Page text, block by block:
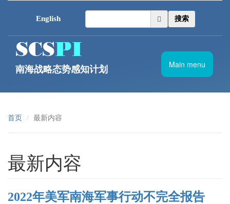
南海战略态势感知计划
搜索
English
Main menu
首页 最新内容
最新内容
2022年美军南海军事行动不完全报告